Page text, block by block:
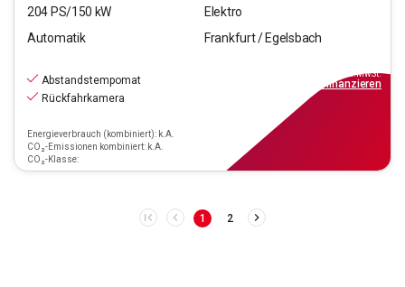
204 PS/150 kW
Elektro
Automatik
Frankfurt / Egelsbach
Abstandstempomat
Rückfahrkamera
Energieverbrauch (kombiniert): k.A.
CO₂-Emissionen kombiniert: k.A.
CO₂-Klasse:
inkl.MwSt.
finanzieren
1 2